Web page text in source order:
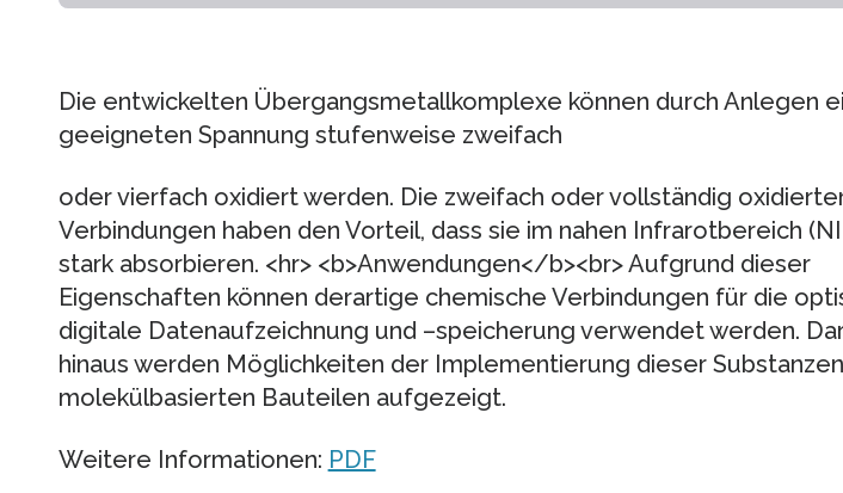
Die entwickelten Übergangsmetallkomplexe können durch Anlegen
geeigneten Spannung stufenweise zweifach
oder vierfach oxidiert werden. Die zweifach oder vollständig
Verbindungen haben den Vorteil, dass sie im nahen Infrarotbereich
stark absorbieren. <hr> <b>Anwendungen</b><br> Aufgrund dieser
Eigenschaften können derartige chemische Verbindungen für die
digitale Datenaufzeichnung und –speicherung verwendet werden.
hinaus werden Möglichkeiten der Implementierung dieser
molekülbasierten Bauteilen aufgezeigt.
Weitere Informationen: PDF